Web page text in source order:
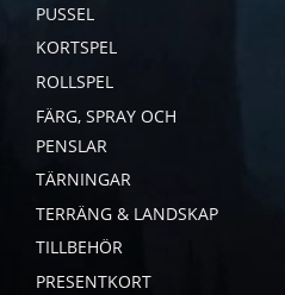
PUSSEL
KORTSPEL
ROLLSPEL
FÄRG, SPRAY OCH
PENSLAR
TÄRNINGAR
TERRÄNG & LANDSKAP
TILLBEHÖR
PRESENTKORT